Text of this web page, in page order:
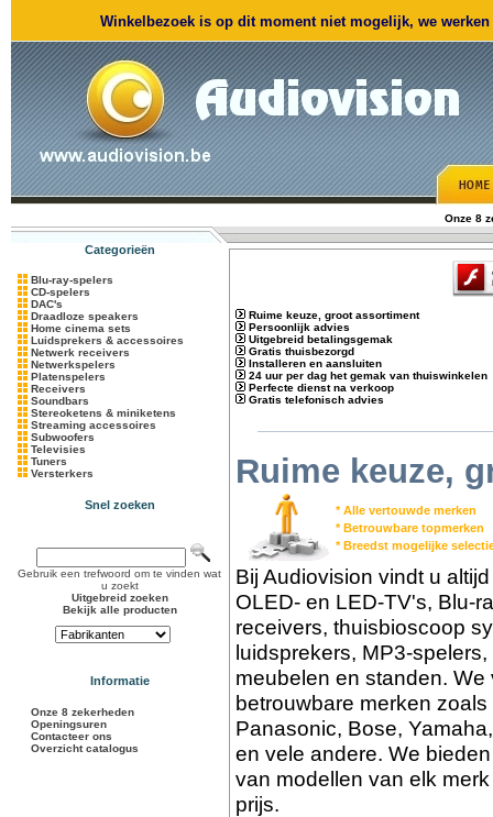
Winkelbezoek is op dit moment niet mogelijk, we
Onze 8
Categorieën
Blu-ray-spelers
CD-spelers
DAC's
Draadloze speakers
Home cinema sets
Luidsprekers & accessoires
Netwerk receivers
Netwerkspelers
Platenspelers
Receivers
Soundbars
Stereoketens & miniketens
Streaming accessoires
Subwoofers
Televisies
Tuners
Versterkers
Snel zoeken
Gebruik een trefwoord om te vinden wat
u zoekt
Uitgebreid zoeken
Bekijk alle producten
Informatie
Onze 8 zekerheden
Openingsuren
Contacteer ons
Overzicht catalogus
Ruime keuze, groot assortiment
Persoonlijk advies
Uitgebreid betalingsgemak
Gratis thuisbezorgd
Installeren en aansluiten
24 uur per dag het gemak van thuiswinkelen
Perfecte dienst na verkoop
Gratis telefonisch advies
Ruime keuze,
* Alle vertouwde merken
* Betrouwbare topmerken
* Breedst mogelijke
Bij Audiovision vindt u
OLED- en LED-TV's, Blu-
receivers, thuisbioscoop
luidsprekers, MP3-
meubelen en standen.
betrouwbare merken
Panasonic, Bose,
en vele andere. We
van modellen van elk
prijs.